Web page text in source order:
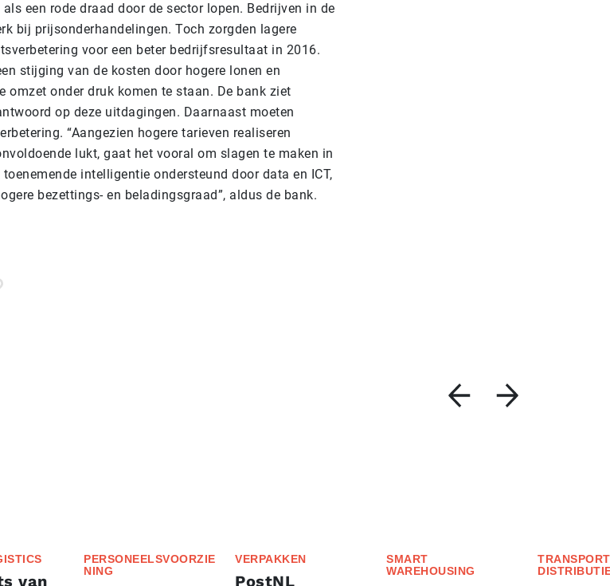
een rode draad door de sector lopen. Bedrijven in de
bij prijsonderhandelingen. Toch zorgden lagere
voor een beter bedrijfsresultaat in 2016.
stijging van de kosten door hogere lonen en
omzet onder druk komen te staan. De bank ziet
op deze uitdagingen. Daarnaast moeten
“Aangezien hogere tarieven realiseren
lukt, gaat het vooral om slagen te maken in
intelligentie ondersteund door data en ICT,
bezettings- en beladingsgraad”, aldus de bank.
van
PERSONEELSVOORZIE
NING
VERPAKKEN
PostNL
SMART
WAREHOUSING